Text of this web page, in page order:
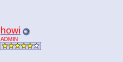
howi
ADMIN